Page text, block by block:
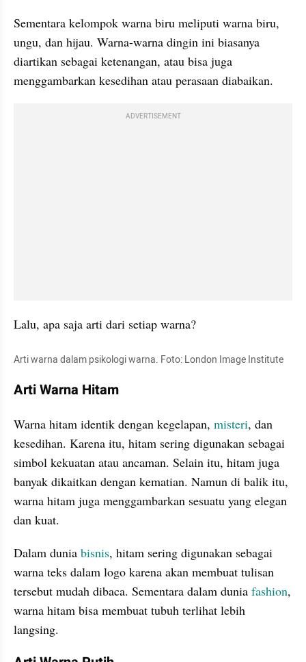
Sementara kelompok warna biru meliputi warna biru,
ungu, dan hijau. Warna-warna dingin ini biasanya
diartikan sebagai ketenangan, atau bisa juga
menggambarkan kesedihan atau perasaan diabaikan.
ADVERTISEMENT
Lalu, apa saja arti dari setiap warna?
Arti warna dalam psikologi warna. Foto: London Image Institute
Arti Warna Hitam
Warna hitam identik dengan kegelapan, misteri, dan
kesedihan. Karena itu, hitam sering digunakan sebagai
simbol kekuatan atau ancaman. Selain itu, hitam juga
banyak dikaitkan dengan kematian. Namun di balik itu,
warna hitam juga menggambarkan sesuatu yang elegan
dan kuat.
Dalam dunia bisnis, hitam sering digunakan sebagai
warna teks dalam logo karena akan membuat tulisan
tersebut mudah dibaca. Sementara dalam dunia fashion,
warna hitam bisa membuat tubuh terlihat lebih
langsing.